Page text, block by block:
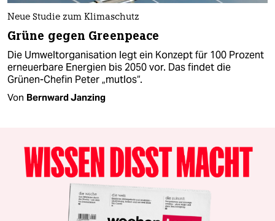
Neue Studie zum Klimaschutz
Grüne gegen Greenpeace
Die Umweltorganisation legt ein Konzept für 100 Prozent
erneuerbare Energien bis 2050 vor. Das findet die
Grünen-Chefin Peter „mutlos“.
Von Bernward Janzing